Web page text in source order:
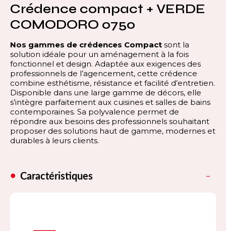
Crédence compact + VERDE
COMODORO 0750
Nos gammes de crédences Compact sont la
solution idéale pour un aménagement à la fois
fonctionnel et design. Adaptée aux exigences des
professionnels de l’agencement, cette crédence
combine esthétisme, résistance et facilité d’entretien.
Disponible dans une large gamme de décors, elle
s’intègre parfaitement aux cuisines et salles de bains
contemporaines. Sa polyvalence permet de
répondre aux besoins des professionnels souhaitant
proposer des solutions haut de gamme, modernes et
durables à leurs clients.
Caractéristiques